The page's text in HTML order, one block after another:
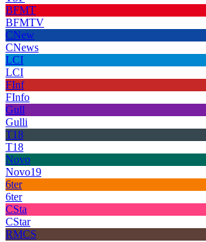
BFMT
BFMTV
CNew
CNews
LCI
LCI
FInf
FInfo
Gull
Gulli
T18
T18
Novo
Novo19
6ter
6ter
CSta
CStar
RMCS